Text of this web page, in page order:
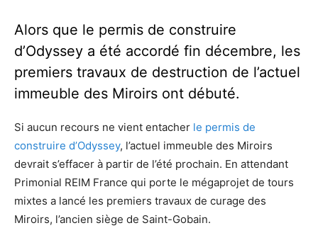
Alors que le permis de construire
d’Odyssey a été accordé fin décembre, les
premiers travaux de destruction de l’actuel
immeuble des Miroirs ont débuté.
Si aucun recours ne vient entacher le permis de
construire d’Odyssey, l’actuel immeuble des Miroirs
devrait s’effacer à partir de l’été prochain. En attendant
Primonial REIM France qui porte le mégaprojet de tours
mixtes a lancé les premiers travaux de curage des
Miroirs, l’ancien siège de Saint-Gobain.